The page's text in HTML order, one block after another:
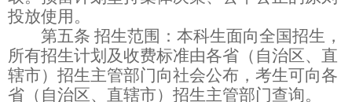
投放使用。
第五条 招生范围：本科生面向全国招生，
所有招生计划及收费标准由各省（自治区、直
辖市）招生主管部门向社会公布，考生可向各
省（自治区、直辖市）招生主管部门查询。